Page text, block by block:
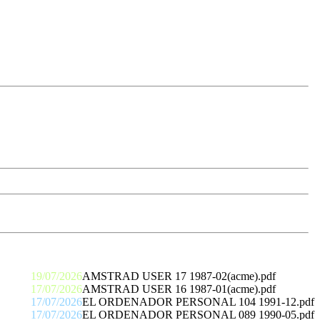
19/07/2026AMSTRAD USER 17 1987-02(acme).pdf
17/07/2026AMSTRAD USER 16 1987-01(acme).pdf
17/07/2026EL ORDENADOR PERSONAL 104 1991-12.pdf
17/07/2026EL ORDENADOR PERSONAL 089 1990-05.pdf